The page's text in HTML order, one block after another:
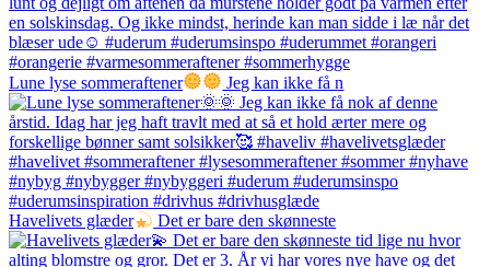
Lune lyse sommeraftener Jeg kan ikke få n
Havelivets glæder Det er bare den skønneste